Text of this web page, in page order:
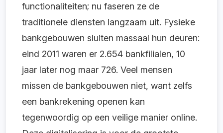
functionaliteiten; nu faseren ze de
traditionele diensten langzaam uit. Fysieke
bankgebouwen sluiten massaal hun deuren:
eind 2011 waren er 2.654 bankfilialen, 10
jaar later nog maar 726. Veel mensen
missen de bankgebouwen niet, want zelfs
een bankrekening openen kan
tegenwoordig op een veilige manier online.